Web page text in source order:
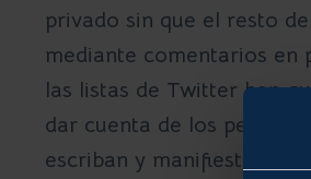
privado sin que el resto
mediante comentarios en
las listas de Twitter han
dar cuenta de los peligros
escriban y manifiesten en